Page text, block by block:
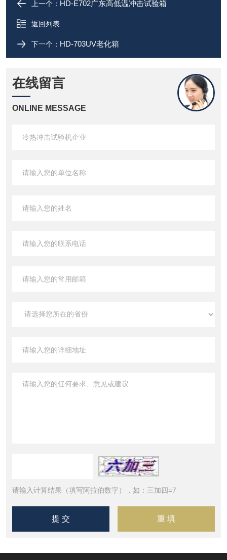
上一个： HD-E702广东高低温冲击试验箱
返回列表
下一个： HD-703UV老化箱
在线留言
ONLINE MESSAGE
请输入计算结果（填写阿拉伯数字），如：三加四=7